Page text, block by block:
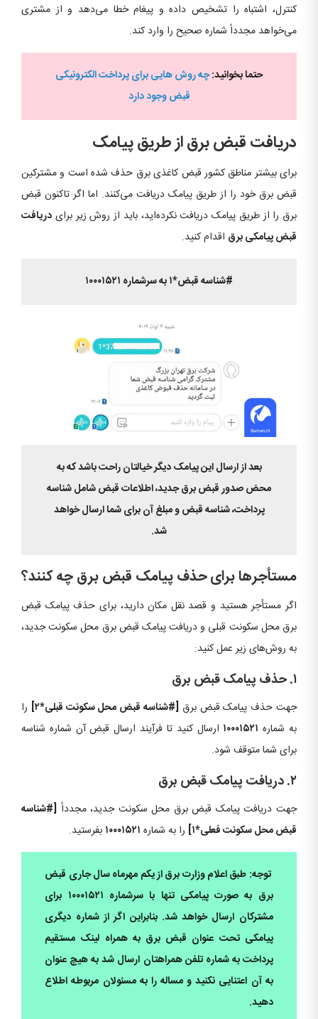
کنترل، اشتباه را تشخیص داده و پیغام خطا می‌دهد و از مشتری
می‌خواهد مجدداً شماره صحیح را وارد کند.
حتما بخوانید:چه روش هایی برای پرداخت الکترونیکی
قبض وجود دارد
دریافت قبض برق از طریق پیامک
برای بیشتر مناطق کشور قبض کاغذی برق حذف شده است و مشترکین
قبض برق خود را از طریق پیامک دریافت می‌کنند. اما اگر تاکنون قبض
برق را از طریق پیامک دریافت نکرده‌اید، باید از روش زیر برای دریافت
قبض پیامکی برق اقدام کنید.
#شناسه قبض*۱ به سرشماره ۱۰۰۰۱۵۲۱
بعد از ارسال این پیامک دیگر خیالتان راحت باشد که به
محض صدور قبض برق جدید، اطلاعات قبض شامل شناسه
پرداخت، شناسه قبض و مبلغ آن برای شما ارسال خواهد
شد.
مستأجرها برای حذف پیامک قبض برق چه کنند؟
اگر مستأجر هستید و قصد نقل مکان دارید، برای حذف پیامک قبض
برق محل سکونت قبلی و دریافت پیامک قبض برق محل سکونت جدید،
به روش‌های زیر عمل کنید:
۱. حذف پیامک قبض برق
جهت حذف پیامک قبض برق [#شناسه قبض محل سکونت قبلی*۲]
را
به شماره ۱۰۰۰۱۵۲۱ ارسال کنید تا فرآیند ارسال قبض آن شماره شناسه
برای شما متوقف شود.
۲. دریافت پیامک قبض برق
جهت دریافت پیامک قبض برق محل سکونت جدید، مجدداً [#شناسه
قبض محل سکونت فعلی*۱]
را به شماره ۱۰۰۰۱۵۲۱ بفرستید.
توجه: طبق اعلام وزارت برق از یکم مهرماه سال جاری قبض
برق به صورت پیامکی تنها با سرشماره ۱۰۰۰۱۵۲۱ برای
مشترکان ارسال خواهد شد. بنابراین اگر از شماره دیگری
پیامکی تحت عنوان قبض برق به همراه لینک مستقیم
پرداخت به شماره تلفن همراهتان ارسال شد به هیچ عنوان
به آن اعتنایی نکنید و مساله را به مسئولان مربوطه اطلاع
دهید.